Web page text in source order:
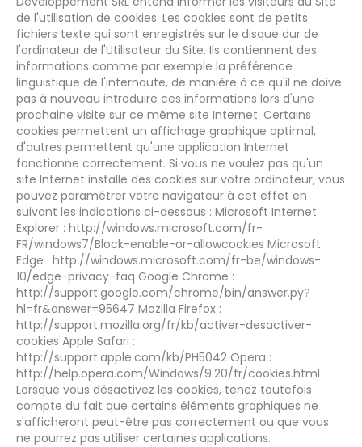
de l'utilisation de cookies. Les cookies sont de petits
fichiers texte qui sont enregistrés sur le disque dur de
l'ordinateur de l'Utilisateur du Site. Ils contiennent des
informations comme par exemple la préférence
linguistique de l'internaute, de manière à ce qu'il ne doive
pas à nouveau introduire ces informations lors d'une
prochaine visite sur ce même site Internet. Certains
cookies permettent un affichage graphique optimal,
d'autres permettent qu'une application Internet
fonctionne correctement. Si vous ne voulez pas qu'un
site Internet installe des cookies sur votre ordinateur, vous
pouvez paramétrer votre navigateur à cet effet en
suivant les indications ci-dessous : Microsoft Internet
Explorer : http://windows.microsoft.com/fr-
FR/windows7/Block-enable-or-allowcookies Microsoft
Edge : http://windows.microsoft.com/fr-be/windows-
10/edge-privacy-faq Google Chrome :
http://support.google.com/chrome/bin/answer.py?
hl=fr&answer=95647 Mozilla Firefox :
http://support.mozilla.org/fr/kb/activer-desactiver-
cookies Apple Safari :
http://support.apple.com/kb/PH5042 Opera :
http://help.opera.com/Windows/9.20/fr/cookies.html
Lorsque vous désactivez les cookies, tenez toutefois
compte du fait que certains éléments graphiques ne
s'afficheront peut-être pas correctement ou que vous
ne pourrez pas utiliser certaines applications.